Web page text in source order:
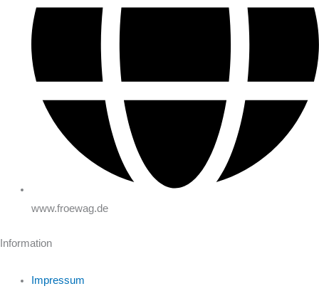
www.froewag.de
Information
Impressum